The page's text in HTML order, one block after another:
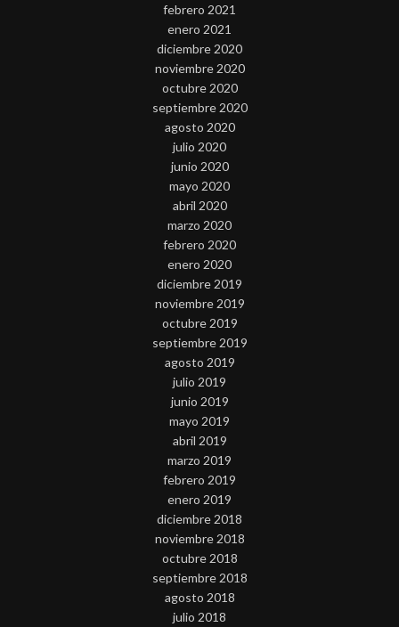
febrero 2021
enero 2021
diciembre 2020
noviembre 2020
octubre 2020
septiembre 2020
agosto 2020
julio 2020
junio 2020
mayo 2020
abril 2020
marzo 2020
febrero 2020
enero 2020
diciembre 2019
noviembre 2019
octubre 2019
septiembre 2019
agosto 2019
julio 2019
junio 2019
mayo 2019
abril 2019
marzo 2019
febrero 2019
enero 2019
diciembre 2018
noviembre 2018
octubre 2018
septiembre 2018
agosto 2018
julio 2018